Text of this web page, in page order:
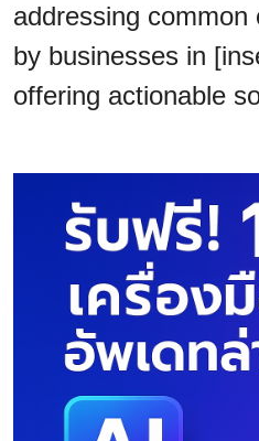
addressing common
by businesses in
offering actionable